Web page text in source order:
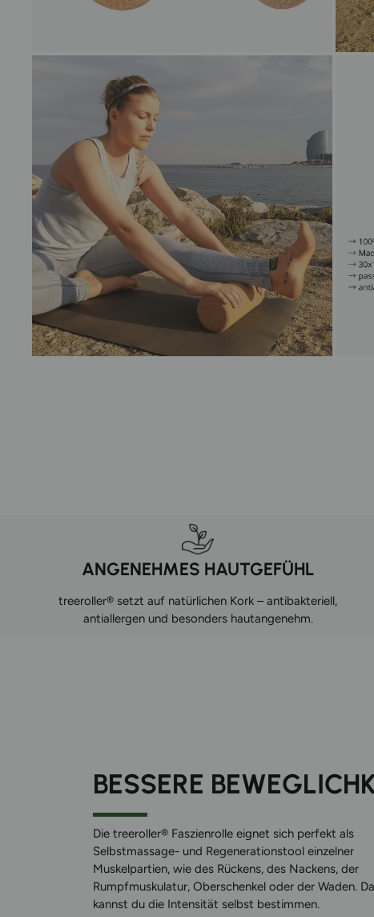
ANGENEHMES HAUTGEFÜHL
treeroller® setzt auf natürlichen Kork – antibakteriell,
antiallergen und besonders hautangenehm.
BESSERE
Die treeroller® Faszienrolle eignet sich perfekt als
Selbstmassage- und Regenerationstool einzelner
Muskelpartien, wie des Rückens, des Nackens, der
Rumpfmuskulatur, Oberschenkel oder der Waden.
kannst du die Intensität selbst bestimmen.